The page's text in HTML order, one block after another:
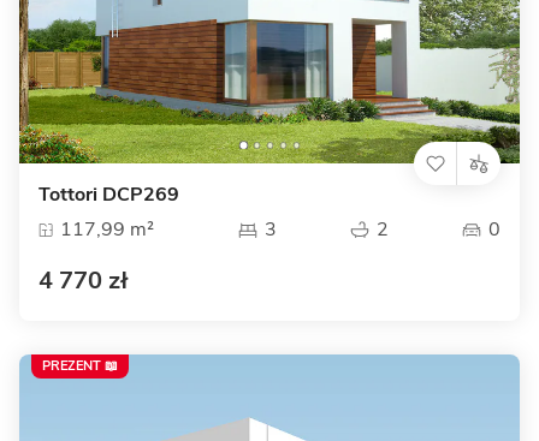
Tottori DCP269
117,99 m²
3 2 0
4 770 zł
PREZENT 📖